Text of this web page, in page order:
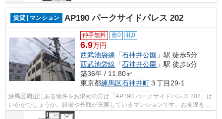
賃貸 | マンション AP190 パークサイドパレス 202
仲手無料 敷0 礼0
6.9万円
西武池袋線 「石神井公園 」駅 徒歩5分
西武池袋線 「石神井公園 」駅 徒歩5分
築36年 / 11.80㎡
東京都練馬区石神井町３丁目29-1
練馬区周辺にある物件をお求めの方は「AP190 パークサイドパレス 202」は
いかがでしょうか。設備や外観が充実しているマンションです。お友達を招
待するのも恥ずかしくない物件。徒歩5...